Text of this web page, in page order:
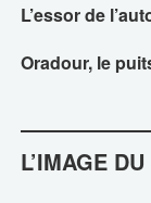
L’essor de
Oradour, le
L’IMAGE